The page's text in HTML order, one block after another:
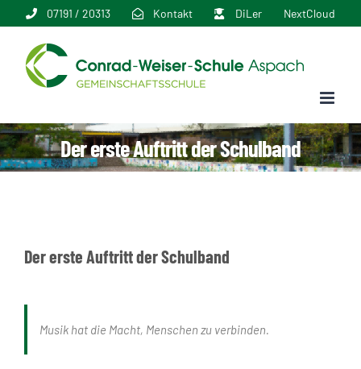
springen
07191 / 20313 Kontakt DiLer NextCloud
Der erste Auftritt der Schulband
Der erste Auftritt der Schulband
Musik hat die Macht, Menschen zu verbinden.